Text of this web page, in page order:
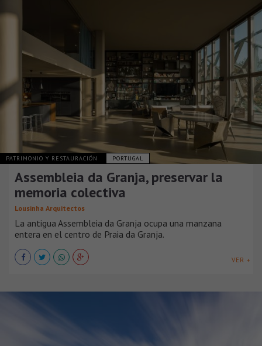
PATRIMONIO Y RESTAURACIÓN PORTUGAL
Assembleia da Granja, preservar la
memoria colectiva
Lousinha Arquitectos
La antigua Assembleia da Granja ocupa una manzana
entera en el centro de Praia da Granja.
VER +